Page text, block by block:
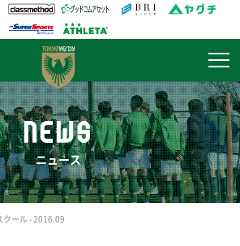
NEWS
ニュース
クール - 2016.09